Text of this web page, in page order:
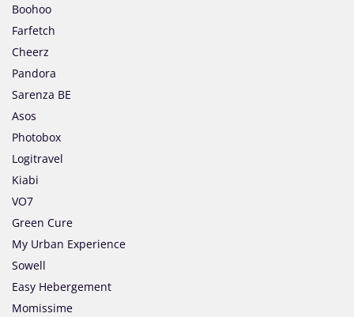
Boohoo
Farfetch
Cheerz
Pandora
Sarenza BE
Asos
Photobox
Logitravel
Kiabi
VO7
Green Cure
My Urban Experience
Sowell
Easy Hebergement
Momissime